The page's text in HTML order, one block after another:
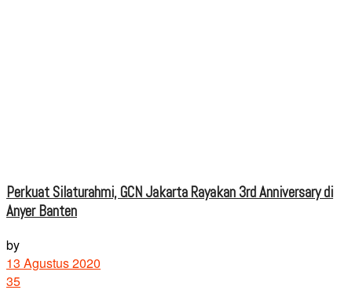
Perkuat Silaturahmi, GCN Jakarta Rayakan 3rd Anniversary di
Anyer Banten
by
13 Agustus 2020
35